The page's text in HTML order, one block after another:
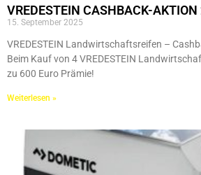
VREDESTEIN CASHBACK-
15. September 2025
VREDESTEIN Landwirtschaftsreifen –
Beim Kauf von 4 VREDESTEIN
zu 600 Euro Prämie!
Weiterlesen »